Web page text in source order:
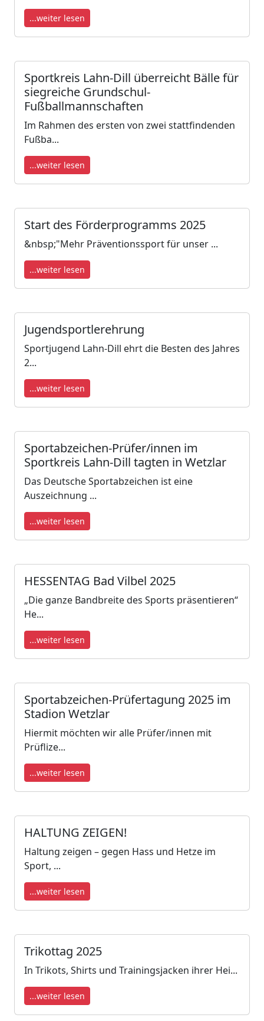
...weiter lesen
Sportkreis Lahn-Dill überreicht Bälle für
siegreiche Grundschul-
Fußballmannschaften
Im Rahmen des ersten von zwei stattfindenden
Fußba...
...weiter lesen
Start des Förderprogramms 2025
&nbsp;"Mehr Präventionssport für unser ...
...weiter lesen
Jugendsportlerehrung
Sportjugend Lahn-Dill ehrt die Besten des Jahres
2...
...weiter lesen
Sportabzeichen-Prüfer/innen im
Sportkreis Lahn-Dill tagten in Wetzlar
Das Deutsche Sportabzeichen ist eine
Auszeichnung ...
...weiter lesen
HESSENTAG Bad Vilbel 2025
„Die ganze Bandbreite des Sports präsentieren“
He...
...weiter lesen
Sportabzeichen-Prüfertagung 2025 im
Stadion Wetzlar
Hiermit möchten wir alle Prüfer/innen mit
Prüflize...
...weiter lesen
HALTUNG ZEIGEN!
Haltung zeigen – gegen Hass und Hetze im
Sport, ...
...weiter lesen
Trikottag 2025
In Trikots, Shirts und Trainingsjacken ihrer Hei...
...weiter lesen